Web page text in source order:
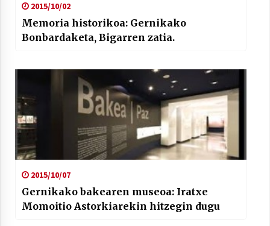
Arrosaren laburpen bideoa Hamaika
2015/10/02
Memoria historikoa: Gernikako
Bonbardaketa, Bigarren zatia.
2015/10/07
Gernikako bakearen museoa: Iratxe
Momoitio Astorkiarekin hitzegin dugu